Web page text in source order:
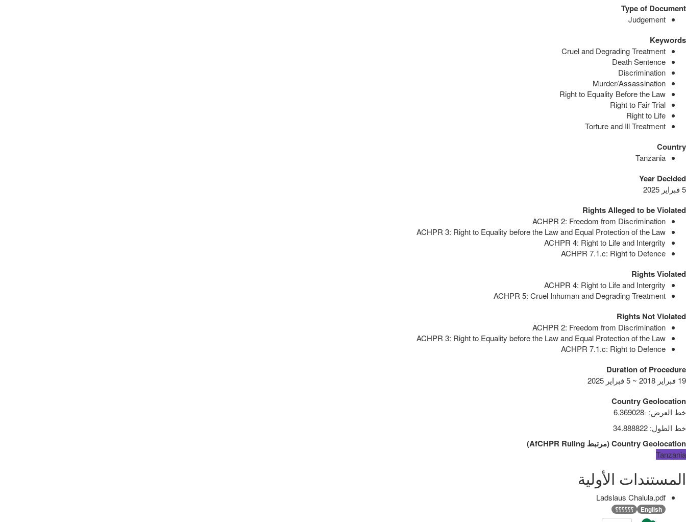
Type of Document
Judgement
Keywords
Cruel and Degrading Treatment
Death Sentence
Discrimination
Murder/Assassination
Right to Equality Before the Law
Right to Fair Trial
Right to Life
Torture and Ill Treatment
Country
Tanzania
Year Decided
5 فبراير 2025
Rights Alleged to be Violated
ACHPR 2: Freedom from Discrimination
ACHPR 3: Right to Equality before the Law and Equal Protection of the Law
ACHPR 4: Right to Life and Intergrity
ACHPR 7.1.c: Right to Defence
Rights Violated
ACHPR 4: Right to Life and Intergrity
ACHPR 5: Cruel Inhuman and Degrading Treatment
Rights Not Violated
ACHPR 2: Freedom from Discrimination
ACHPR 3: Right to Equality before the Law and Equal Protection of the Law
ACHPR 7.1.c: Right to Defence
Duration of Procedure
19 فبراير 2018 ~ 5 فبراير 2025
Country Geolocation
خط العرض:
-6.369028
خط الطول:
34.888822
Country Geolocation
(مرتبط AfCHPR Ruling
)
Tanzania
المستندات الأولية
Ladslaus Chalula.pdf
English ؟؟؟؟؟؟